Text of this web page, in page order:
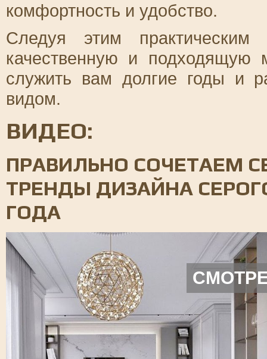
комфортность и удобство.
Следуя этим
качественную и подходящую
служить вам долгие годы и
видом.
ВИДЕО:
ПРАВИЛЬНО СОЧЕТАЕМ
ТРЕНДЫ ДИЗАЙНА
ГОДА